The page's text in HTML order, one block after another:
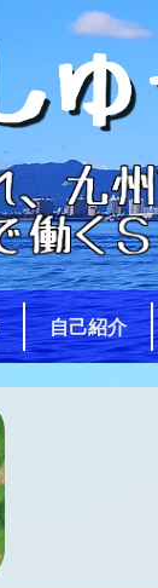
自己紹介